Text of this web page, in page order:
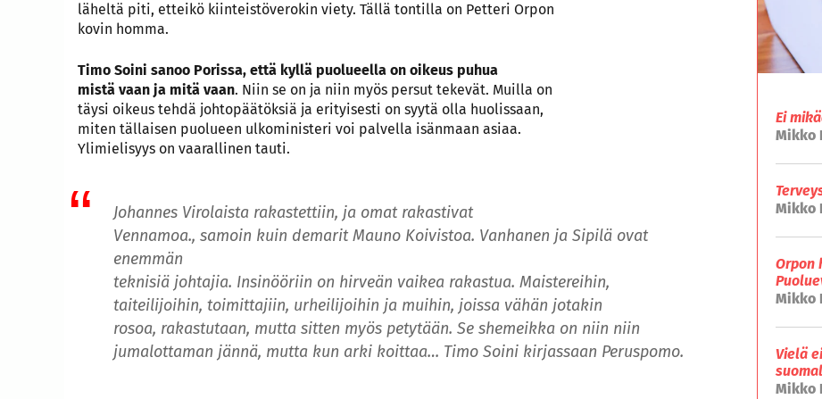
läheltä piti, etteikö kiinteistöverokin viety. Tällä tontilla on Petteri Orpon
kovin homma.
Timo Soini sanoo Porissa, että kyllä puolueella on oikeus puhua
mistä vaan ja mitä vaan. Niin se on ja niin myös persut tekevät. Muilla on
täysi oikeus tehdä johtopäätöksiä ja erityisesti on syytä olla huolissaan,
miten tällaisen puolueen ulkoministeri voi palvella isänmaan asiaa.
Ylimielisyys on vaarallinen tauti.
Johannes Virolaista rakastettiin, ja omat rakastivat
Vennamoa., samoin kuin demarit Mauno Koivistoa. Vanhanen ja Sipilä ovat
enemmän
teknisiä johtajia. Insinööriin on hirveän vaikea rakastua. Maistereihin,
taiteilijoihin, toimittajiin, urheilijoihin ja muihin, joissa vähän jotakin
rosoa, rakastutaan, mutta sitten myös petytään. Se shemeikka on niin niin
jumalottaman jännä, mutta kun arki koittaa… Timo Soini kirjassaan Peruspomo.
Ei
Mikko
Mikko
Orpon
Mikko
Vielä
Mikko